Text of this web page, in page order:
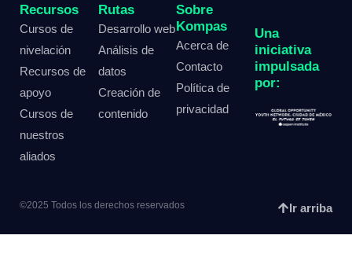
Recursos
Cursos de
nivelación
Recursos de
apoyo
Cursos de
nuestros
aliados
Rutas
Desarrollo web
Análisis de
datos
Creación de
contenido
Sobre
Kompas
Acerca de
Contacto
Política de
privacidad
Una
iniciativa
impulsada
por:
©2025 Todos los derechos reservados Ir arriba